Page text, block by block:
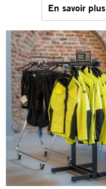
En savoir